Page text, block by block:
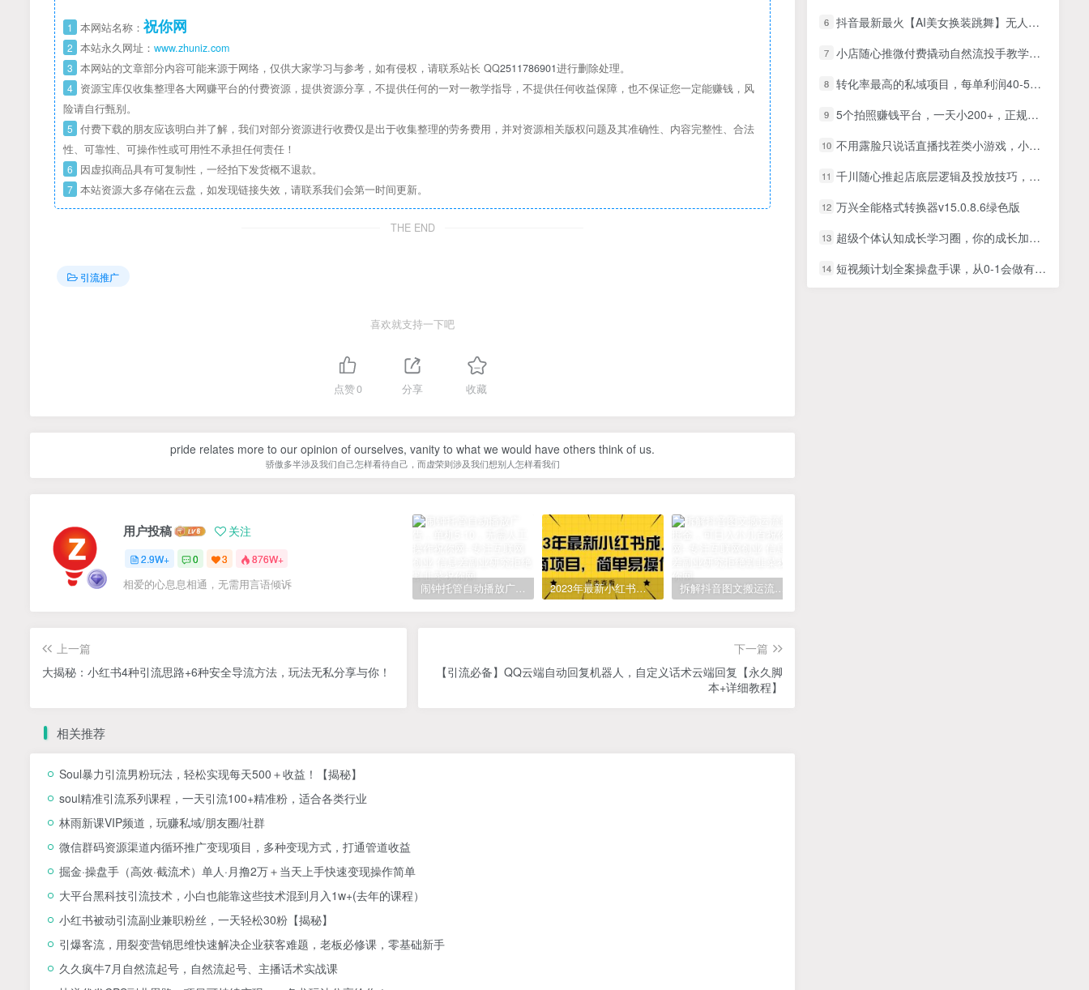
1 本网站名称： 祝你网
2 本站永久网址： www.zhuniz.com
3 本网站的文章部分内容可能来源于网络，仅供大家学习与参考，如有侵权，请联系站长 QQ2511786901进行删除处理。
4 资源宝库仅收集整理各大网赚平台的付费资源，提供资源分享，不提供任何的一对一教学指导，不提供任何收益保障，也不保证您一定能赚钱，风
险请自行甄别。
5 付费下载的朋友应该明白并了解，我们对部分资源进行收费仅是出于收集整理的劳务费用，并对资源相关版权问题及其准确性、内容完整性、合法
性、可靠性、可操作性或可用性不承担任何责任！
6 因虚拟商品具有可复制性，一经拍下发货概不退款。
7 本站资源大多存储在云盘，如发现链接失效，请联系我们会第一时间更新。
THE END
引流推广
喜欢就支持一下吧
点赞0 分享 收藏
pride relates more to our opinion of ourselves, vanity to what we would have others think of us.
骄傲多半涉及我们自己怎样看待自己，而虚荣则涉及我们想别人怎样看我们
用户投稿 关注
2.9W+ 0 3 876W+
相爱的心息息相通，无需用言语倾诉 2023年最新小红书成人电商项目，简单易操作【详细教程】
上一篇
大揭秘：小红书4种引流思路+6种安全导流方法，玩法无私分享与你！
下一篇
【引流必备】QQ云端自动回复机器人，自定义话术云端回复【永久脚
本+详细教程】
相关推荐
Soul暴力引流男粉玩法，轻松实现每天500＋收益！【揭秘】
soul精准引流系列课程，一天引流100+精准粉，适合各类行业
林雨新课VIP频道，玩赚私域/朋友圈/社群
微信群码资源渠道内循环推广变现项目，多种变现方式，打通管道收益
掘金·操盘手（高效·截流术）单人·月撸2万＋当天上手快速变现操作简单
大平台黑科技引流技术，小白也能靠这些技术混到月入1w+(去年的课程）
小红书被动引流副业兼职粉丝，一天轻松30粉【揭秘】
引爆客流，用裂变营销思维快速解决企业获客难题，老板必修课，零基础新手
久久疯牛7月自然流起号，自然流起号、主播话术实战课
6 抖音最新最火【AI美女换装跳舞】无人直播互动玩法（含全套开播教程+软件+视频素材+音效）
7 小店随心推微付费撬动自然流投手教学，小店随心推手把手教学（更新26年）
8 转化率最高的私域项目，每单利润40-50米，月入过1w
9 5个拍照赚钱平台，一天小200+，正规无门槛，有手就能做【保姆级教程】
10 不用露脸只说话直播找茬类小游戏，小白当天上手，月收益15万+
11 千川随心推起店底层逻辑及投放技巧，提高付费转化率，助力成交
12 万兴全能格式转换器v15.0.8.6绿色版
13 超级个体认知成长学习圈，你的成长加速器，用认知破局，用行动变现
14 短视频计划全案操盘手课，从0-1会做有效流量的全案操盘手